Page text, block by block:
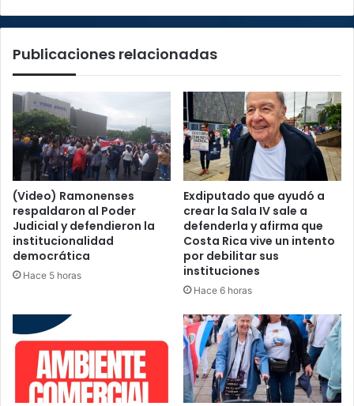
Publicaciones relacionadas
(Video) Ramonenses
respaldaron al Poder
Judicial y defendieron la
institucionalidad
democrática
Hace 5 horas
Exdiputado que ayudó a
crear la Sala IV sale a
defenderla y afirma que
Costa Rica vive un intento
por debilitar sus
instituciones
Hace 6 horas